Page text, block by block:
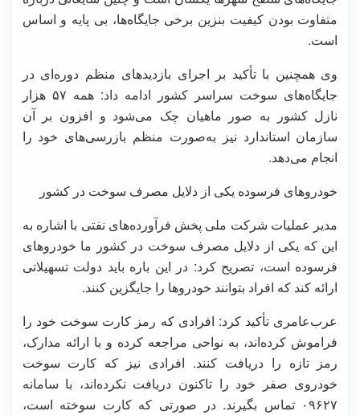
متفاوت بودن کیفیت بنزین برخی جایگاه‌ها، بی پایه و اساس
است.
وی همچنین با تأکید بر اجرای بازدیدهای منظم دوره‌ای در
جایگاه‌های سوخت سراسر کشور ادامه داد: همه ۵۷ هزار
نازل کشور به صور ماهیان چک می‌شود و افزون بر آن
سازمان استاندارد نیز به‌صورت منظم بازرسی‌های خود را
انجام می‌دهد.
خودروهای فرسوده یکی از دلایل مصرف سوخت در کشور
مدیر عملیات شرکت ملی پخش فرآورده‌های نفتی با اشاره به
این که یکی از دلایل مصرف سوخت در کشور ما خودروهای
فرسوده است، تصریح کرد: در این باره باید دولت تسهیلاتی
ارائه کند که افراد بتوانند خودروها را جایگزین کنند.
عرب‌عامری تأکید کرد: افرادی که رمز کارت سوخت خود را
فراموش کرده‌اند، به نواحی مراجعه کرده و با ارائه مدارک،
رمز تازه را دریافت کنند. افرادی نیز که کارت سوخت
خودروی صفر خود را تاکنون دریافت نکرده‌اند، با سامانه
۰۹۶۲۷ تماس بگیرند. در صورتی که کارت سوخته است،